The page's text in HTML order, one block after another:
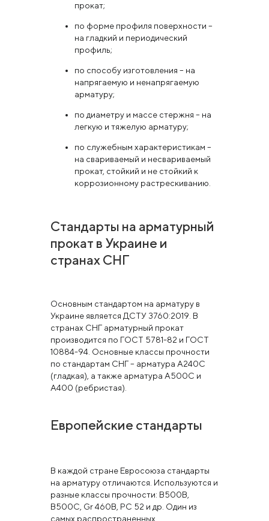
прокат;
по форме профиля поверхности –
на гладкий и периодический
профиль;
по способу изготовления – на
напрягаемую и ненапрягаемую
арматуру;
по диаметру и массе стержня – на
легкую и тяжелую арматуру;
по служебным характеристикам –
на свариваемый и несвариваемый
прокат, стойкий и не стойкий к
коррозионному растрескиванию.
Стандарты на арматурный
прокат в Украине и
странах СНГ
Основным стандартом на арматуру в
Украине является ДСТУ 3760:2019. В
странах СНГ арматурный прокат
производится по ГОСТ 5781-82 и ГОСТ
10884-94. Основные классы прочности
по стандартам СНГ – арматура А240С
(гладкая), а также арматура А500С и
А400 (ребристая).
Европейские стандарты
В каждой стране Евросоюза стандарты
на арматуру отличаются. Используются и
разные классы прочности: B500B,
B500C, Gr 460B, PC 52 и др. Один из
самых распространенных